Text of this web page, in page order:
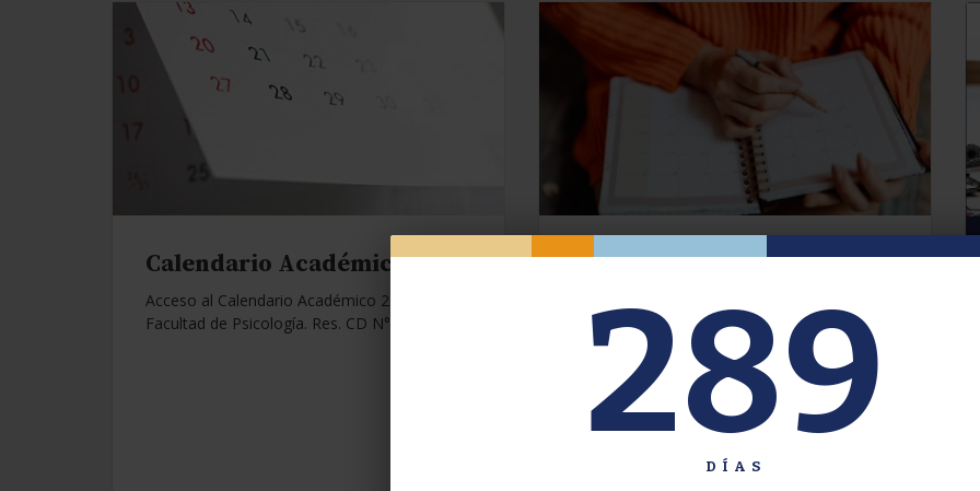
289
DÍAS
Calendario Académico 2026.
Acceso al Calendario Académico 2026 de la
Facultad de Psicología. Res. CD N°1112/25.
Oferta de Grado. Segundo
Inscripción del 30 de julio al 4 de agosto a
través del Sistema Académico